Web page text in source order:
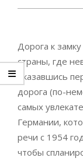
Дорога к
страны, где
оказавшись
дорога (по-
самых
Германии,
речи с 1954
чтобы